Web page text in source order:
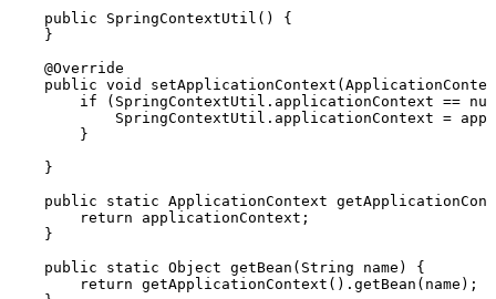
    public
SpringContextUtil ()
{
    }
    @
Override
    public
void setApplicationContext (
        if
( SpringContextUtil . applicationContext ==
            SpringContextUtil
. applicationContext =
        }
    }
    public
static ApplicationContext
        return
applicationContext;
    }
    public
static Object getBean ( String name )
{
        return
getApplicationContext () . getBean ( name ) ;